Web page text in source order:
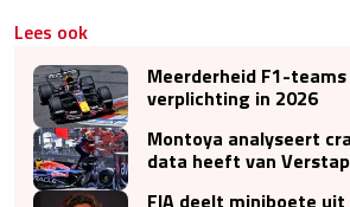
Lees ook
Meerderheid F1-
verplichting in 2026
Montoya analyseert
data heeft van
FIA deelt miniboete